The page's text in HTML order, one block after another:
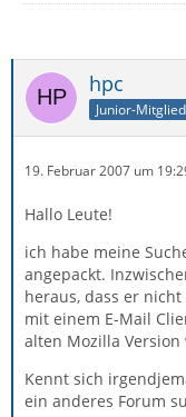
hpc
Junior-Mitglied
19. Februar 2007 um
Hallo Leute!
ich habe meine
angepackt.
heraus, dass er
mit einem E-Mail
alten Mozilla Version
Kennt sich
ein anderes Forum